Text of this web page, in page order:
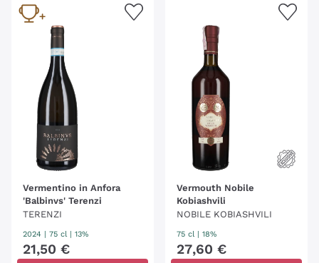
Vermentino in Anfora
'Balbinvs' Terenzi
TERENZI
2024 75 cl | 13%
21,50 €
Vermouth Nobile
Kobiashvili
NOBILE KOBIASHVILI
75 cl | 18%
27,60 €